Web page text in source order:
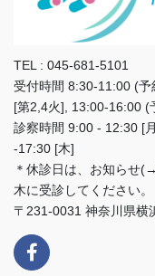
TEL : 045-681-5101
受付時間 8:30-11:00 (
[第2,4火], 13:00-16:00 (
診察時間 9:00 - 12:30
-17:30 [木]
＊休診日は、お知らせ
木に受診してください。
〒231-0031 神奈川県横